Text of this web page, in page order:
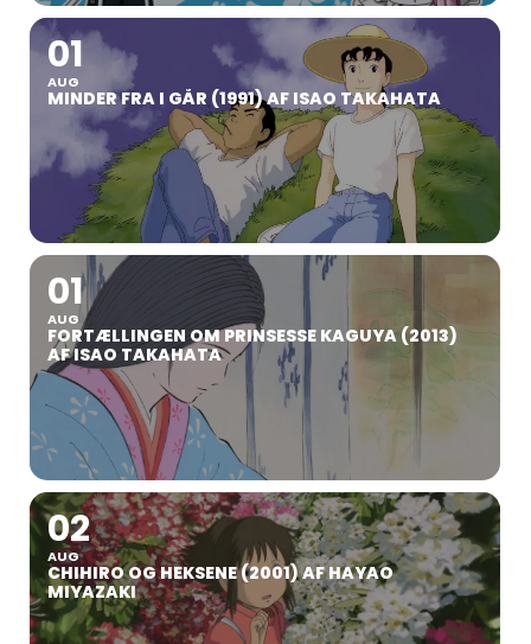
01
AUG
MINDER FRA I GÅR (1991) AF ISAO TAKAHATA
01
AUG
FORTÆLLINGEN OM PRINSESSE KAGUYA (2013)
AF ISAO TAKAHATA
02
AUG
CHIHIRO OG HEKSENE (2001) AF HAYAO
MIYAZAKI